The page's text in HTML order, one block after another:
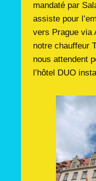
mandaté par
assiste pour
vers Prague via
notre chauffeur
nous attendent
l’hôtel DUO